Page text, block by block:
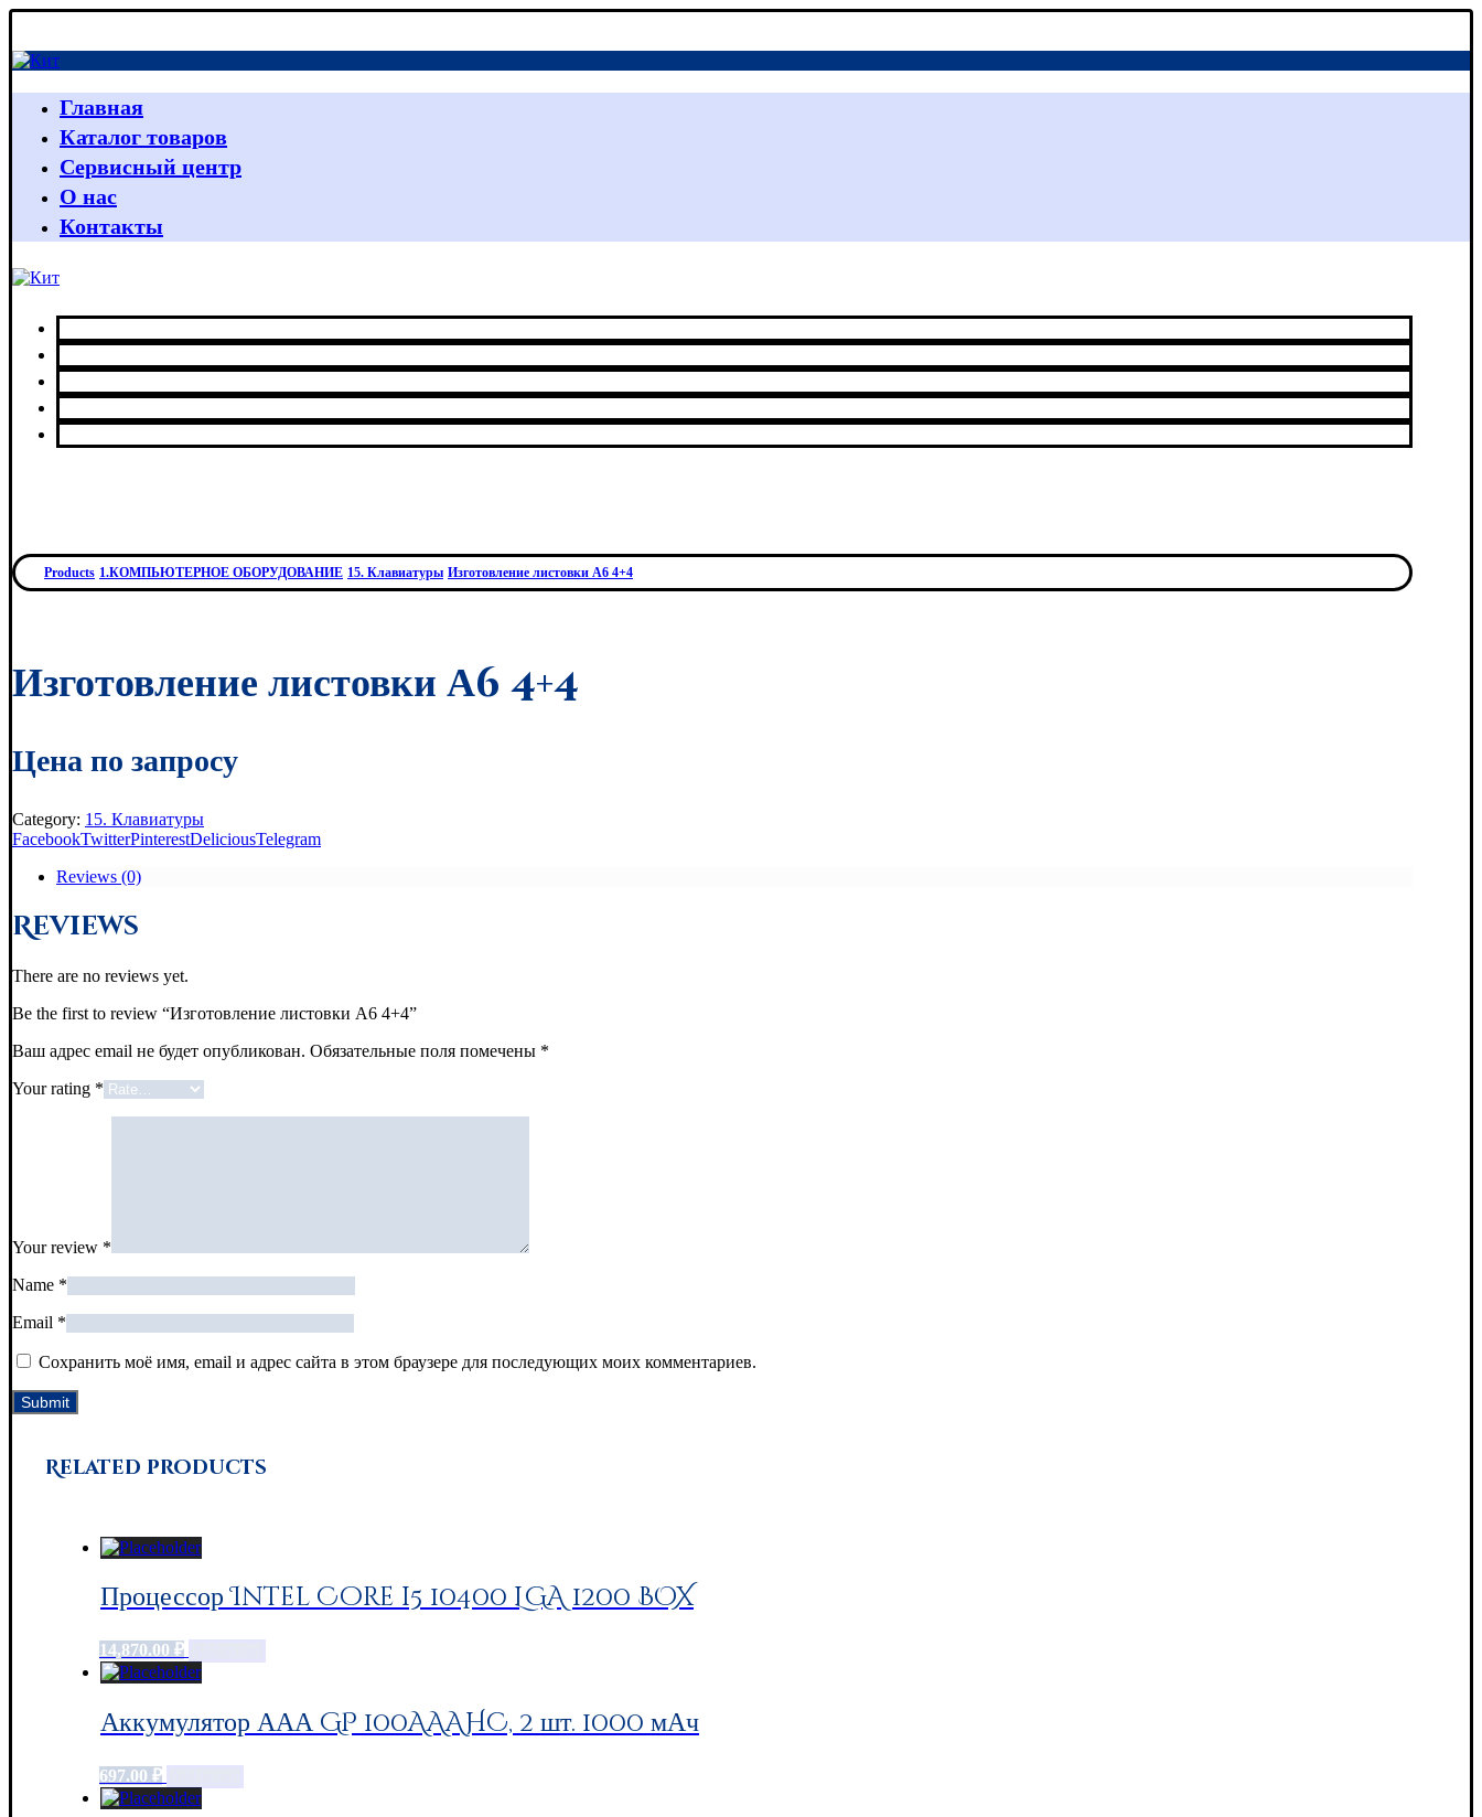
Главная
Каталог товаров
Сервисный центр
О нас
Контакты
Products 1.КОМПЬЮТЕРНОЕ ОБОРУДОВАНИЕ 15. Клавиатуры Изготовление листовки А6 4+4
Изготовление листовки А6 4+4
Цена по запросу
Category: 15. Клавиатуры
FacebookTwitterPinterestDeliciousTelegram
Reviews (0)
Reviews
There are no reviews yet.
Be the first to review “Изготовление листовки А6 4+4”
Ваш адрес email не будет опубликован. Обязательные поля помечены *
Your rating *
Your review *
Name *
Email *
Сохранить моё имя, email и адрес сайта в этом браузере для последующих моих комментариев.
Related products
Процессор Intel Core i5 10400 LGA 1200 BOX
14,870.00 ₽
Аккумулятор ААА GP 100AAAHC, 2 шт. 1000 мАч
697.00 ₽